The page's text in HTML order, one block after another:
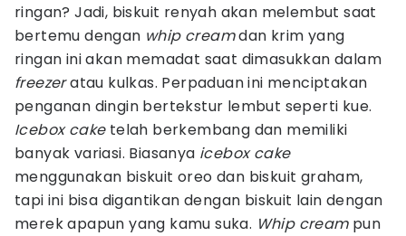
ringan? Jadi, biskuit renyah akan melembut saat
bertemu dengan whip creamdan krim yang
ringan ini akan memadat saat dimasukkan dalam
freezeratau kulkas. Perpaduan ini menciptakan
penganan dingin bertekstur lembut seperti kue.
Icebox caketelah berkembang dan memiliki
banyak variasi. Biasanya icebox cake
menggunakan biskuit oreo dan biskuit graham,
tapi ini bisa digantikan dengan biskuit lain dengan
merek apapun yang kamu suka. Whip creampun